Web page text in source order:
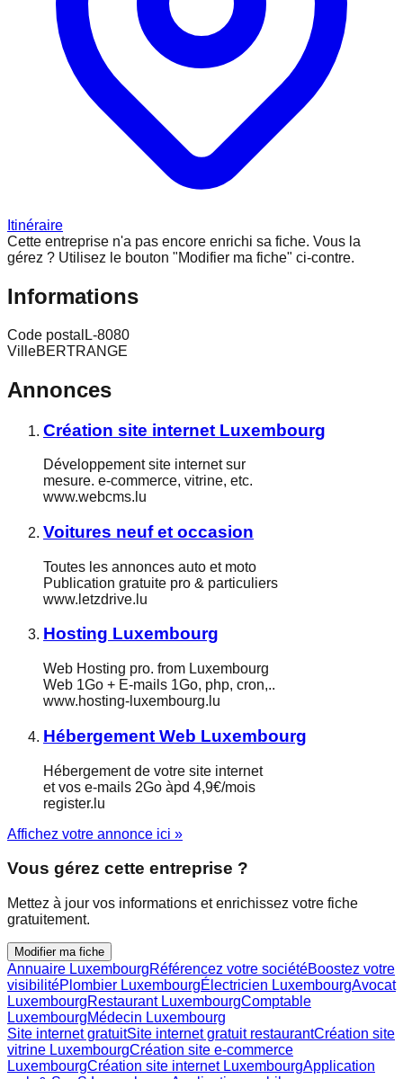
Itinéraire
Cette entreprise n'a pas encore enrichi sa fiche. Vous la
gérez ? Utilisez le bouton "Modifier ma fiche" ci-contre.
Informations
Code postal L-8080
VilleBERTRANGE
Annonces
Création site internet Luxembourg
Développement site internet sur
mesure. e-commerce, vitrine, etc.
www.webcms.lu
Voitures neuf et occasion
Toutes les annonces auto et moto
Publication gratuite pro & particuliers
www.letzdrive.lu
Hosting Luxembourg
Web Hosting pro. from Luxembourg
Web 1Go + E-mails 1Go, php, cron,..
www.hosting-luxembourg.lu
Hébergement Web Luxembourg
Hébergement de votre site internet
et vos e-mails 2Go àpd 4,9€/mois
register.lu
Affichez votre annonce ici »
Vous gérez cette entreprise ?
Mettez à jour vos informations et enrichissez votre fiche
gratuitement.
Modifier ma fiche
Annuaire LuxembourgRéférencez votre sociétéBoostez votre
visibilitéPlombier LuxembourgÉlectricien LuxembourgAvocat
LuxembourgRestaurant LuxembourgComptable
LuxembourgMédecin Luxembourg
Site internet gratuitSite internet gratuit restaurantCréation site
vitrine LuxembourgCréation site e-commerce
LuxembourgCréation site internet LuxembourgApplication